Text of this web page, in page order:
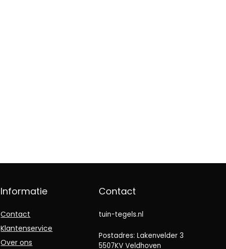
Informatie
Contact
Klantenservice
Over ons
Contact
tuin-tegels.nl
Postadres: Lakenvelder 3
5507KV Veldhoven